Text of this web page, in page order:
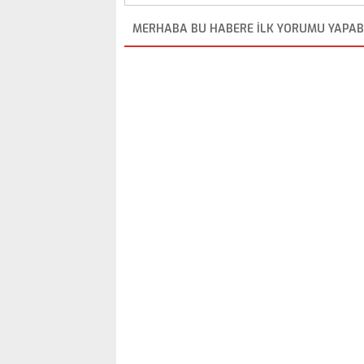
MERHABA BU HABERE ILK YORUMU